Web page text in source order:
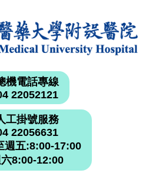
機電話專線
22052121
工掛號服務
22056631
週五:8:00-17:00
8:00-12:00